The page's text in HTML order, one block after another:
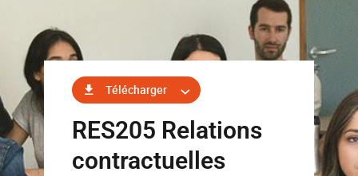
Télécharger
RES205 Relations
contractuelles